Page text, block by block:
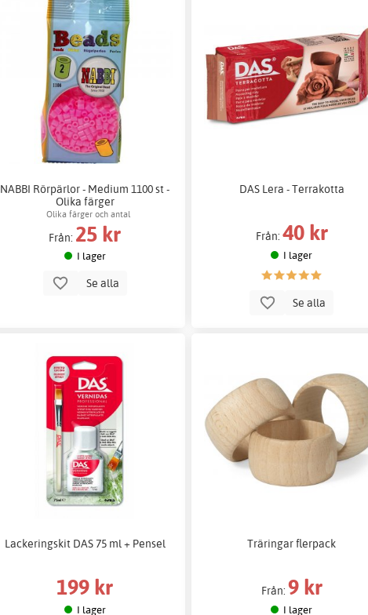
NABBI Rörpärlor - Medium 1100 st -
Olika färger
Olika färger och antal
Från: 25 kr
I lager
Se alla
DAS Lera - Terrakotta
Från: 40 kr
I lager
Se alla
Lackeringskit DAS 75 ml + Pensel
199 kr
I lager
Träringar flerpack
Från: 9 kr
I lager